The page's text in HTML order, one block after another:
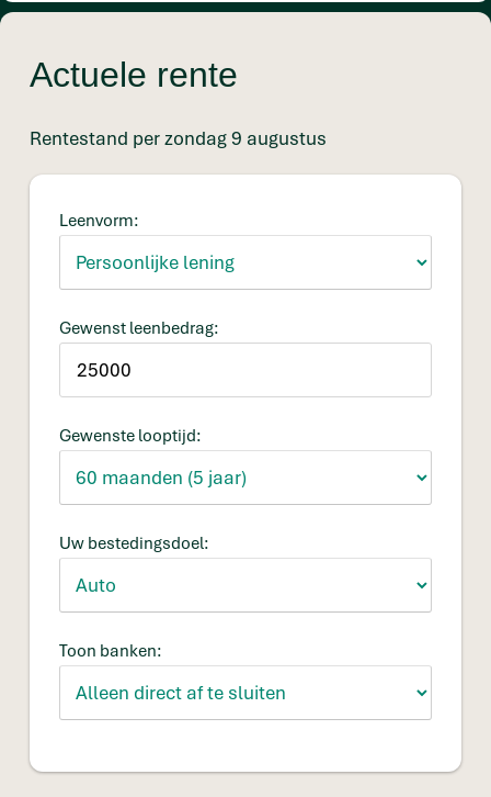
Actuele rente
Rentestand per zondag 9 augustus
Leenvorm:
Gewenst leenbedrag:
Gewenste looptijd:
Uw bestedingsdoel:
Toon banken: